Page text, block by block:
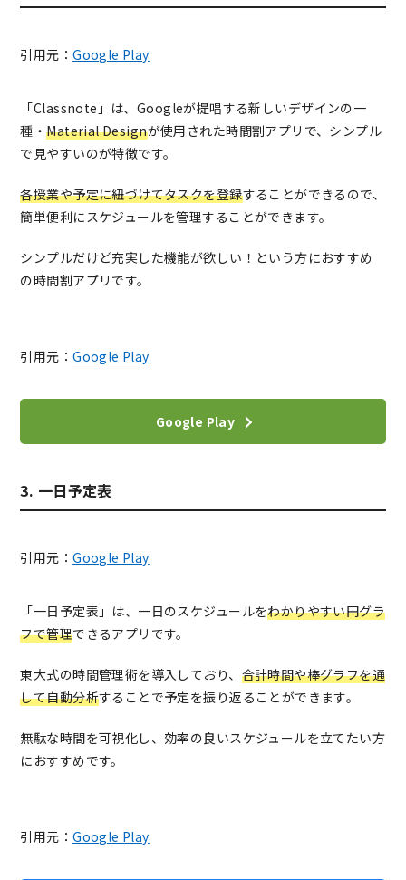
引用元：Google Play
「Classnote」は、Googleが提唱する新しいデザインの一
種・Material Designが使用された時間割アプリで、シンプル
で見やすいのが特徴です。
各授業や予定に紐づけてタスクを登録することができるので、
簡単便利にスケジュールを管理することができます。
シンプルだけど充実した機能が欲しい！という方におすすめ
の時間割アプリです。
引用元：Google Play
Google Play
3. 一日予定表
引用元：Google Play
「一日予定表」は、一日のスケジュールをわかりやすい円グラ
フで管理できるアプリです。
東大式の時間管理術を導入しており、 合計時間や棒グラフを通
して自動分析することで予定を振り返ることができます。
無駄な時間を可視化し、効率の良いスケジュールを立てたい方
におすすめです。
引用元：Google Play